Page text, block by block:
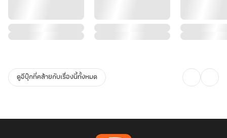
ดูอีบุ๊กที่คล้ายกับเรื่องนี้ทั้งหมด